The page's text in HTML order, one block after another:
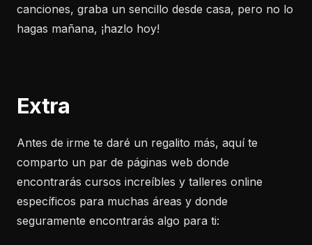
canciones, graba un sencillo desde casa, pero no lo
hagas mañana, ¡hazlo hoy!
Extra
Antes de irme te daré un regalito más, aquí te
comparto un par de páginas web donde
encontrarás cursos increíbles y talleres online
específicos para muchas áreas y donde
seguramente encontrarás algo para ti: